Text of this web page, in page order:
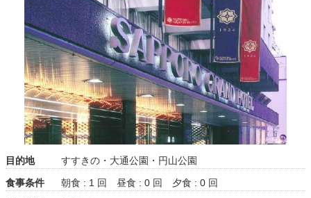
目的地
すすきの・大通公園・円山公園
食事条件
朝食 : 1 回 昼食 : 0 回
夕食 : 0 回